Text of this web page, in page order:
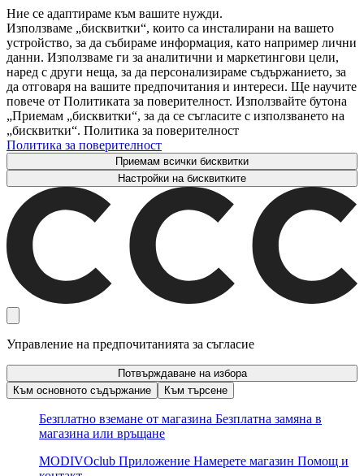
Ние се адаптираме към вашите нужди.
Използваме „бисквитки“, които са инсталирани на вашето
устройство, за да събираме информация, като например лични
данни. Използваме ги за аналитични и маркетингови цели,
наред с други неща, за да персонализираме съдържанието, за
да отговаря на вашите предпочитания и интереси. Ще научите
повече от Политиката за поверителност. Използвайте бутона
„Приемам „бисквитки“, за да се съгласите с използването на
„бисквитки“. Политика за поверителност
Политика за поверителност
Приемам всички бисквитки
Настройки на бисквитките
Управление на предпочитанията за съгласие
Потвърждаване на избора
Към основното съдържание
Към търсене
Безплатно вземане от магазина Безплатна замяна в
магазина или връщане
MODIVOclub Приложение Намерете магазин Помощ и